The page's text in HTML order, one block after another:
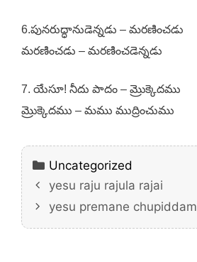
6.పునరుద్ధానుడెన్నడు – మరణించడు
మరణించడు – మరణించడెన్నడు
7. యేసూ! నీదు పాదం – మ్రొక్కెదము
మ్రొక్కెదము – మము ముద్రించుము
Categories
Uncategorized
yesu raju rajula rajai
yesu premane chupiddam